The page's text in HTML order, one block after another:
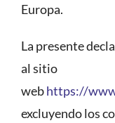
Europa.
La presente
al sitio
webhttps://
excluyendo los